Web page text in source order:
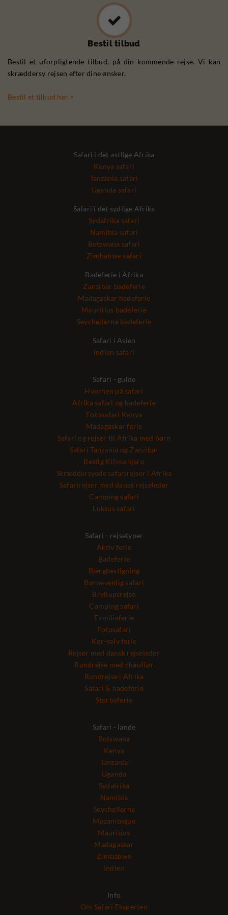
Bestil tilbud
Bestil et uforpligtende tilbud, på din kommende rejse. Vi kan
skræddersy rejsen efter dine ønsker.
Bestil et tilbud her >
Safari i det østlige Afrika
Kenya safari
Tanzania safari
Uganda safari
Safari i det sydlige Afrika
Sydafrika safari
Namibia safari
Botswana safari
Zimbabwe safari
Badeferie i Afrika
Zanzibar badeferie
Madagaskar badeferie
Mauritius badeferie
Seychellerne badeferie
Safari i Asien
Indien safari
Safari - guide
Hvorhen på safari
Afrika safari og badeferie
Fotosafari Kenya
Madagaskar ferie
Safari og rejser til Afrika med børn
Safari Tanzania og Zanzibar
Bestig Kilimanjaro
Skræddersyede safarirejser i Afrika
Safarirejser med dansk rejseleder
Camping safari
Luksus safari
Safari - rejsetyper
Aktiv ferie
Badeferie
Bjergbestigning
Børnevenlig safari
Bryllupsrejse
Camping safari
Familieferie
Fotosafari
Kør-selv ferie
Rejser med dansk rejseleder
Rundrejse med chauffør
Rundrejse i Afrika
Safari & badeferie
Storbyferie
Safari - lande
Botswana
Kenya
Tanzania
Uganda
Sydafrika
Namibia
Seychellerne
Mozambique
Mauritius
Madagaskar
Zimbabwe
Indien
Info
Om Safari Eksperten